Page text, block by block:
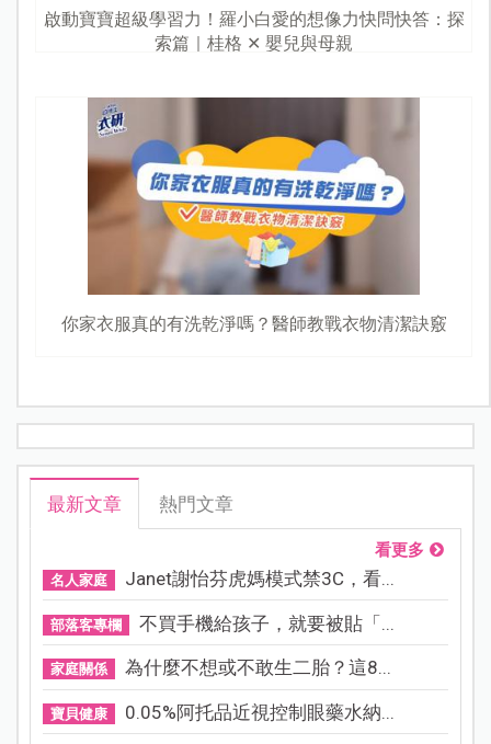
啟動寶寶超級學習力！羅小白愛的想像力快問快答：探
索篇｜桂格 ✕ 嬰兒與母親
你家衣服真的有洗乾淨嗎？醫師教戰衣物清潔訣竅
最新文章 熱門文章
看更多
名人家庭 Janet謝怡芬虎媽模式禁3C，看...
部落客專欄 不買手機給孩子，就要被貼「...
家庭關係 為什麼不想或不敢生二胎？這8...
寶貝健康 0.05%阿托品近視控制眼藥水納...